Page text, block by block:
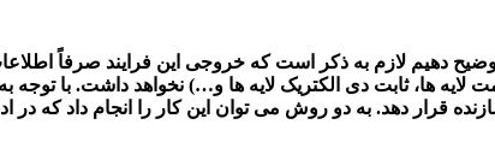
دهیم لازم به ذکر است که خروجی این فرایند صرفاً
قرار دهد. به دو روش می توان این کار را انجام داد که در